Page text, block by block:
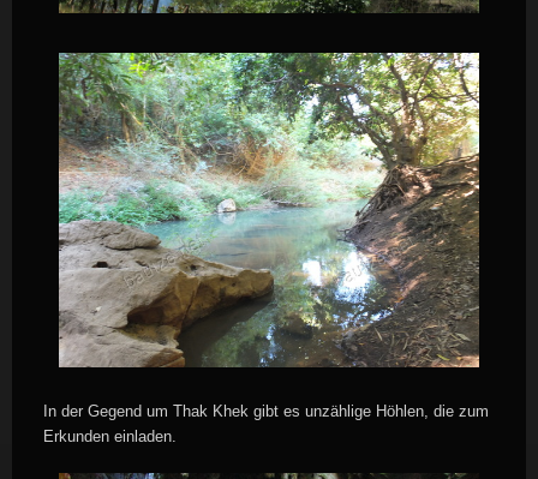
In der Gegend um Thak Khek gibt es unzählige Höhlen, die zum
Erkunden einladen.